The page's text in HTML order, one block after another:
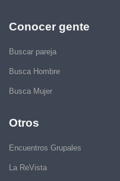
Conocer gente
Buscar pareja
Busca Hombre
Busca Mujer
Otros
Encuentros Grupales
La ReVista